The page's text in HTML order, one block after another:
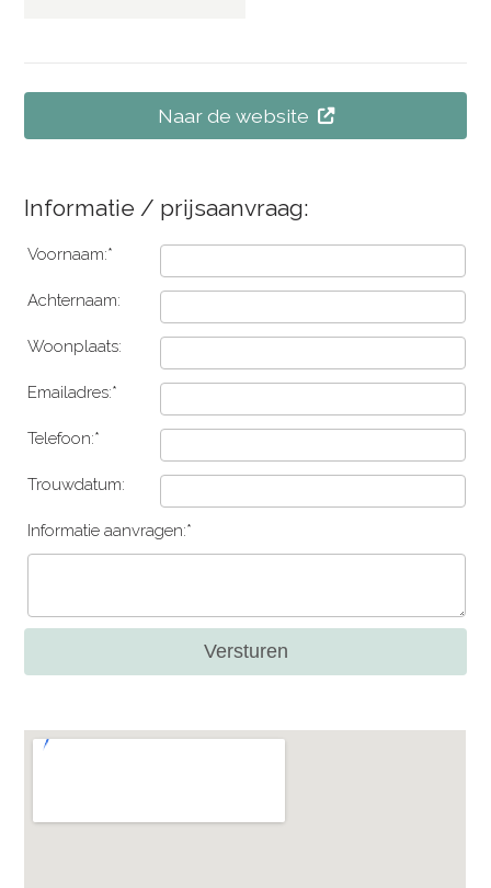
Naar de website
Informatie / prijsaanvraag:
Voornaam:*
Achternaam:
Woonplaats:
Emailadres:*
Telefoon:*
Trouwdatum:
Informatie aanvragen:*